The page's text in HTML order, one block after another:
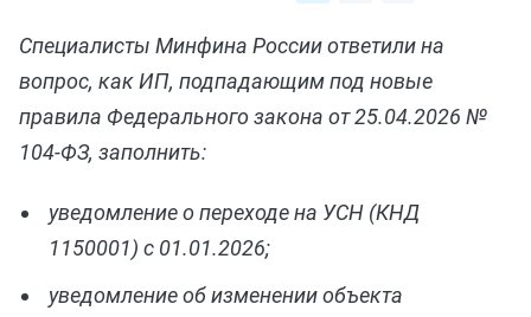
Специалисты Минфина России ответили на
вопрос, как ИП, подпадающим под новые
правила Федерального закона от 25.04.2026 №
104-ФЗ, заполнить:
уведомление о переходе на УСН (КНД
1150001) с 01.01.2026;
уведомление об изменении объекта